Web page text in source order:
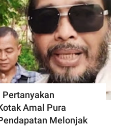
Amal Pura
Melonjak